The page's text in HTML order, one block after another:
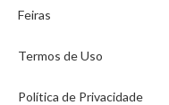
Feiras
Termos de Uso
Política de Privacidade